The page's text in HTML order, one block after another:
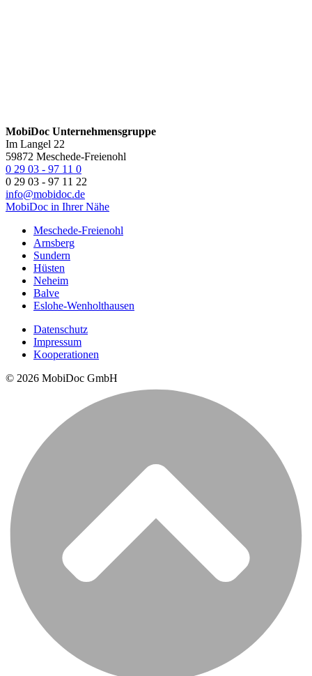
MobiDoc Unternehmensgruppe
Im Langel 22
59872 Meschede-Freienohl
0 29 03 ‑ 97 11 0
0 29 03 ‑ 97 11 22
info@mobidoc.de
MobiDoc in Ihrer Nähe
Meschede-Freienohl
Arnsberg
Sundern
Hüsten
Neheim
Balve
Eslohe-Wenholthausen
Datenschutz
Impressum
Kooperationen
© 2026 MobiDoc GmbH